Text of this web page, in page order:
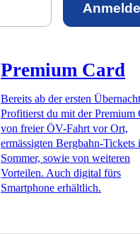
Premium Card
Bereits ab der ersten
Profitierst du mit der Premium
von freier ÖV-Fahrt vor Ort,
ermässigten Bergbahn-Tickets
Sommer, sowie von weiteren
Vorteilen. Auch digital fürs
Smartphone erhältlich.